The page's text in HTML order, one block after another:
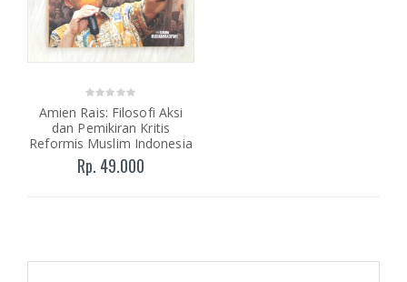
Amien Rais: Filosofi Aksi
dan Pemikiran Kritis
Reformis Muslim Indonesia
Rp. 49.000